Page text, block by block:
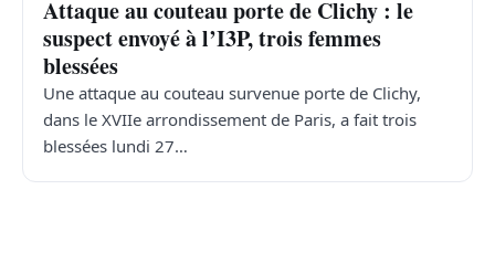
Attaque au couteau porte de Clichy : le
suspect envoyé à l’I3P, trois femmes
blessées
Une attaque au couteau survenue porte de Clichy,
dans le XVIIe arrondissement de Paris, a fait trois
blessées lundi 27…